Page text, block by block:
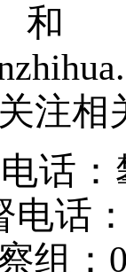
注相
电话
电话
组：